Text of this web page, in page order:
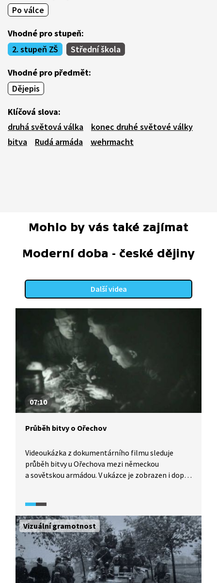
Po válce
Vhodné pro stupeň:
2. stupeň ZŠ
Střední škola
Vhodné pro předmět:
Dějepis
Klíčová slova:
druhá světová válka
konec druhé světové války
bitva
Rudá armáda wehrmacht
Mohlo by vás také zajímat
Moderní doba - české dějiny
Další videa
07:10
Průběh bitvy o Ořechov
Videoukázka z dokumentárního filmu sleduje
průběh bitvy u Ořechova mezi německou
a sovětskou armádou. V ukázce je zobrazen i dopad
pamětníků a také hrané bojové scény.
Vizuální gramotnost